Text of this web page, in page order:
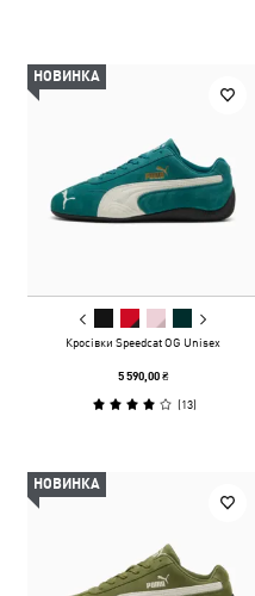
НОВИНКА
Кросівки Speedcat OG Unisex
5 590,00 ₴
(13)
НОВИНКА